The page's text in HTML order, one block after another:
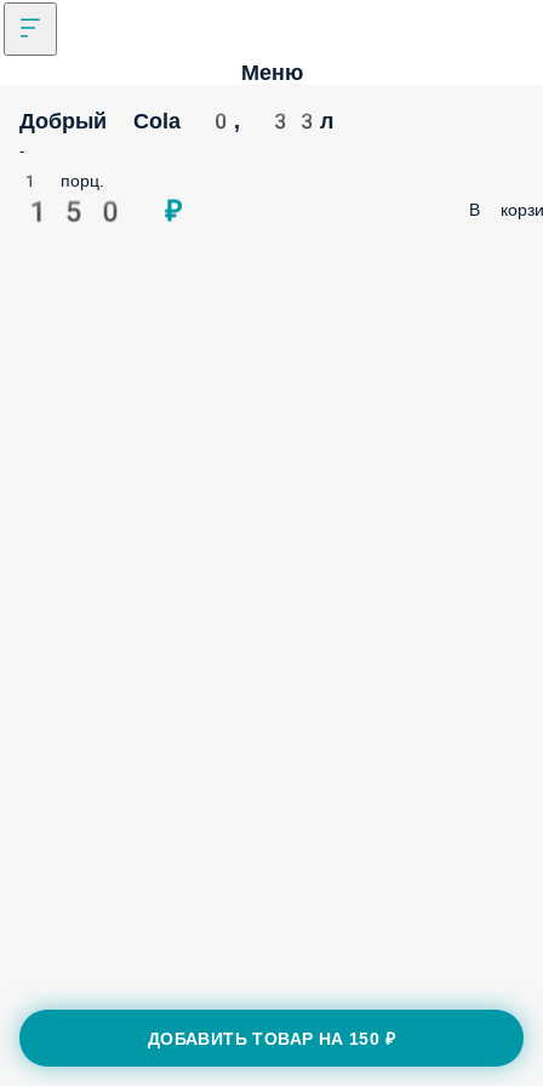
Меню
Добрый Cola 0, 33л
-
1 порц.
150 ₽ В
ДОБАВИТЬ ТОВАР НА 150 ₽